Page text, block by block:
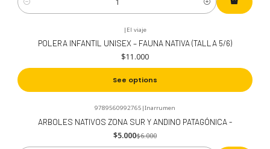
Cantidad
| El viaje
POLERA INFANTIL UNISEX – FAUNA NATIVA (TALLA 5/6)
$11.000
See options
9789560992765 |Inarrumen
ARBOLES NATIVOS ZONA SUR Y ANDINO PATAGÓNICA -
$5.000$6.000